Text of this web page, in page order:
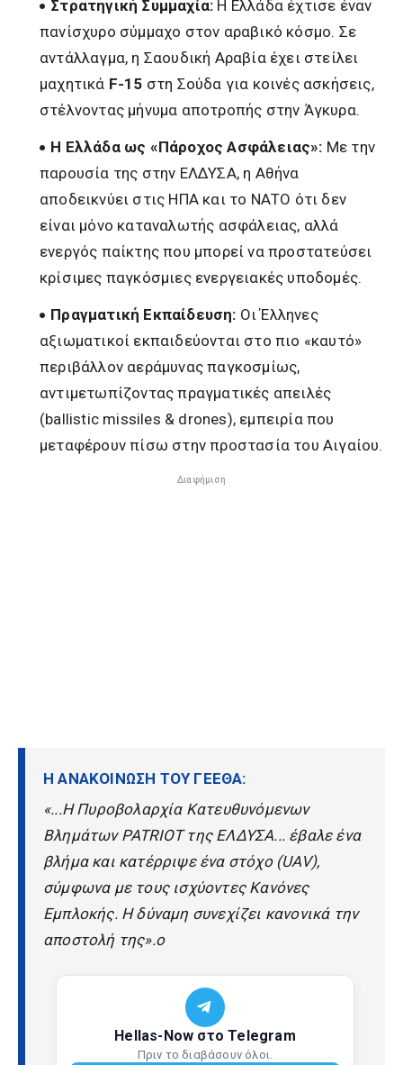
Στρατηγική Συμμαχία: Η Ελλάδα έχτισε έναν
πανίσχυρο σύμμαχο στον αραβικό κόσμο. Σε
αντάλλαγμα, η Σαουδική Αραβία έχει στείλει
μαχητικά F-15 στη Σούδα για κοινές ασκήσεις,
στέλνοντας μήνυμα αποτροπής στην Άγκυρα.
Η Ελλάδα ως «Πάροχος Ασφάλειας»: Με την
παρουσία της στην ΕΛΔΥΣΑ, η Αθήνα
αποδεικνύει στις ΗΠΑ και το ΝΑΤΟ ότι δεν
είναι μόνο καταναλωτής ασφάλειας, αλλά
ενεργός παίκτης που μπορεί να προστατεύσει
κρίσιμες παγκόσμιες ενεργειακές υποδομές.
Πραγματική Εκπαίδευση: Οι Έλληνες
αξιωματικοί εκπαιδεύονται στο πιο «καυτό»
περιβάλλον αεράμυνας παγκοσμίως,
αντιμετωπίζοντας πραγματικές απειλές
(ballistic missiles & drones), εμπειρία που
μεταφέρουν πίσω στην προστασία του Αιγαίου.
Διαφήμιση
Η ΑΝΑΚΟΙΝΩΣΗ ΤΟΥ ΓΕΕΘΑ:
«...Η Πυροβολαρχία Κατευθυνόμενων
Βλημάτων PATRIOT της ΕΛΔΥΣΑ... έβαλε ένα
βλήμα και κατέρριψε ένα στόχο (UAV),
σύμφωνα με τους ισχύοντες Κανόνες
Εμπλοκής. Η δύναμη συνεχίζει κανονικά την
αποστολή της».ο
Hellas-Now στο Telegram
Πριν το διαβάσουν όλοι.